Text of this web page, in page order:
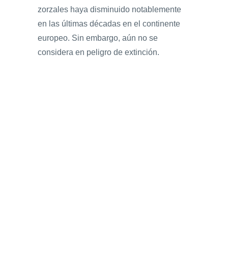
zorzales haya disminuido notablemente
en las últimas décadas en el continente
europeo. Sin embargo, aún no se
considera en peligro de extinción.